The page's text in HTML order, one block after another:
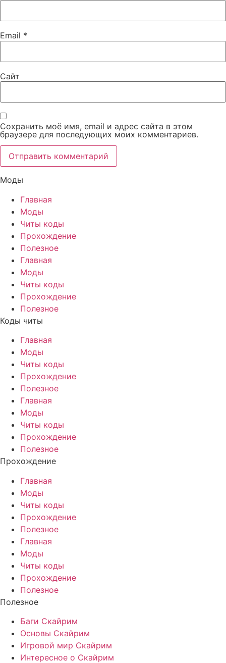
Email *
Сайт
Сохранить моё имя, email и адрес сайта в этом
браузере для последующих моих комментариев.
Моды
Главная
Моды
Читы коды
Прохождение
Полезное
Главная
Моды
Читы коды
Прохождение
Полезное
Коды читы
Главная
Моды
Читы коды
Прохождение
Полезное
Главная
Моды
Читы коды
Прохождение
Полезное
Прохождение
Главная
Моды
Читы коды
Прохождение
Полезное
Главная
Моды
Читы коды
Прохождение
Полезное
Полезное
Баги Скайрим
Основы Скайрим
Игровой мир Скайрим
Интересное о Скайрим